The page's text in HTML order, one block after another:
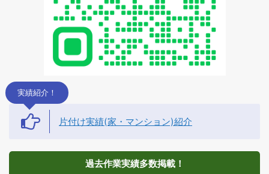
実績紹介！
片付け実績(家・マンション)紹介
過去作業実績多数掲載！